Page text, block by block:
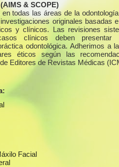
(AIMS & SCOPE)
todas las áreas de la
originales basadas
y clínicos. Las revisiones
clínicos deben presentar
odontológica. Adherimos a
éticos según las
Editores de Revistas Médicas
Facial